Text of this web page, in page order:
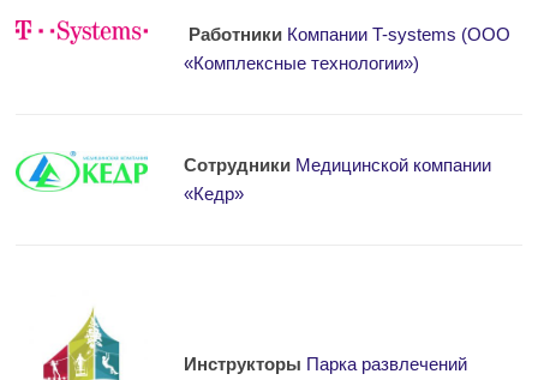
Работники Компании T-systems (ООО
«Комплексные технологии»)
Сотрудники Медицинской компании
«Кедр»
Инструкторы Парка развлечений